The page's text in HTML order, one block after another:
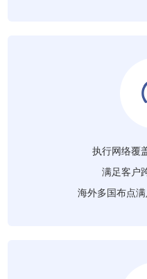
执行网络覆
满足客户
海外多国布点